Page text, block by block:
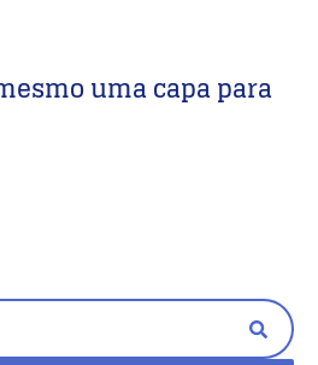
uma capa para